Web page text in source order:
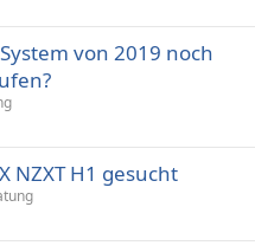
von 2019 noch
NZXT H1 gesucht